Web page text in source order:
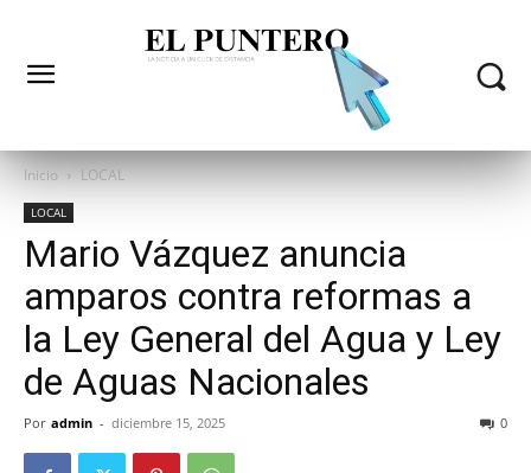
Inicio LOCAL
LOCAL
Mario Vázquez anuncia
amparos contra reformas a
la Ley General del Agua y Ley
de Aguas Nacionales
Por admin - diciembre 15, 2025 0